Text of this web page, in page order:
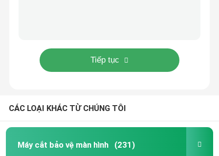
Máy làm da laptop
Phim dán 3M
Bảo vệ màn hình phim Hydrogel mềm chống vân tay mờ cho máy cắt
CÁC LOẠI KHÁC TỪ CHÚNG TÔI
Máy cắt bảo vệ màn hình (231)